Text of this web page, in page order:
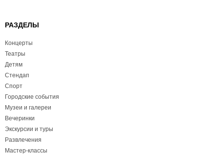
РАЗДЕЛЫ
Концерты
Театры
Детям
Стендап
Спорт
Городские события
Музеи и галереи
Вечеринки
Экскурсии и туры
Развлечения
Мастер-классы